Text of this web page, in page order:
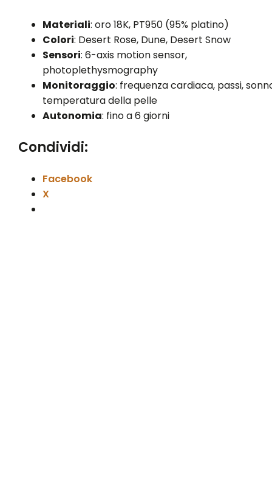
Materiali: oro 18K, PT950 (95% platino)
Colori: Desert Rose, Dune, Desert Snow
Sensori: 6-axis motion sensor,
photoplethysmography
Monitoraggio: frequenza cardiaca, passi,
temperatura della pelle
Autonomia: fino a 6 giorni
Condividi:
Facebook
X